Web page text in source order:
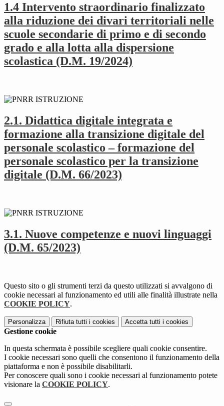
1.4 Intervento straordinario finalizzato
alla riduzione dei divari territoriali nelle
scuole secondarie di primo e di secondo
grado e alla lotta alla dispersione
scolastica (D.M. 19/2024)
2.1. Didattica digitale integrata e
formazione alla transizione digitale del
personale scolastico – formazione del
personale scolastico per la transizione
digitale (D.M. 66/2023)
3.1. Nuove competenze e nuovi linguaggi
(D.M. 65/2023)
Questo sito o gli strumenti terzi da questo utilizzati si avvalgono di
cookie necessari al funzionamento ed utili alle finalità illustrate nella
COOKIE POLICY.
Personalizza Rifiuta tutti i cookies Accetta tutti i cookies
Gestione cookie
In questa schermata è possibile scegliere quali cookie consentire.
I cookie necessari sono quelli che consentono il funzionamento della
piattaforma e non è possibile disabilitarli.
Per conoscere quali sono i cookie necessari al funzionamento potete
visionare la COOKIE POLICY.